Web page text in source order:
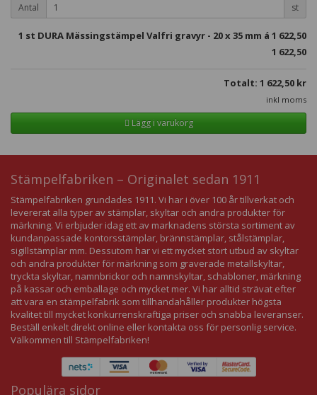
Antal st
1 st DURA Mässingstämpel Valfri gravyr - 20 x 35 mm á 1 622,50
1 622,50
Totalt: 1 622,50 kr
inkl moms
Lägg i varukorg
Stämpelfabriken – Originalet sedan 1911
Stämpelfabriken grundades 1911. Vi har i över 100 år tillverkat och
levererat alla typer av stämplar, skyltar och andra produkter för
märkning. Vi erbjuder idag ett av marknadens största sortiment av
kundanpassade kontorsstämplar, brännstämplar, stålstämplar,
sigillstämplar mm. Dessutom har vi ett mycket stort utbud av skyltar
och andra produkter för märkning som graverade metallskyltar,
tryckta skyltar, namnbrickor och namnskyltar, schabloner, märkning
på kassar och emballage och mycket mer. Vi har alltid strävat efter
att vara en stämpelfabrik som tillhandahåller produkter högsta
kvalitet till mycket konkurrenskraftiga priser och snabba leveranser.
Beställ enkelt direkt online eller kontakta oss för personlig service.
Välkommen till Stämpelfabriken!
Populära sidor